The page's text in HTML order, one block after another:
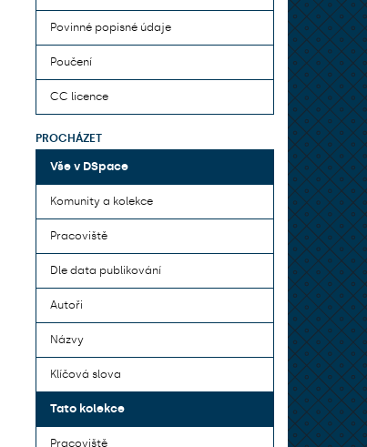
Povinné popisné údaje
Poučení
CC licence
PROCHÁZET
Vše v DSpace
Komunity a kolekce
Pracoviště
Dle data publikování
Autoři
Názvy
Klíčová slova
Tato kolekce
Pracoviště